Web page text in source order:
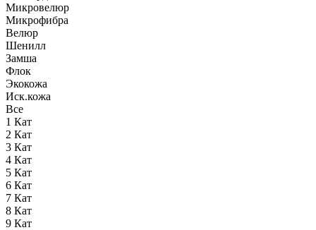
Микровелюр
Микрофибра
Велюр
Шенилл
Замша
Флок
Экокожа
Иск.кожа
Все
1 Кат
2 Кат
3 Кат
4 Кат
5 Кат
6 Кат
7 Кат
8 Кат
9 Кат